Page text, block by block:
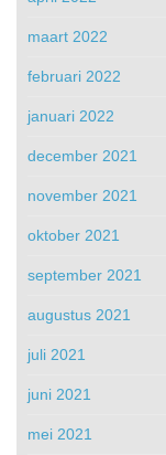
maart 2022
februari 2022
januari 2022
december 2021
november 2021
oktober 2021
september 2021
augustus 2021
juli 2021
juni 2021
mei 2021